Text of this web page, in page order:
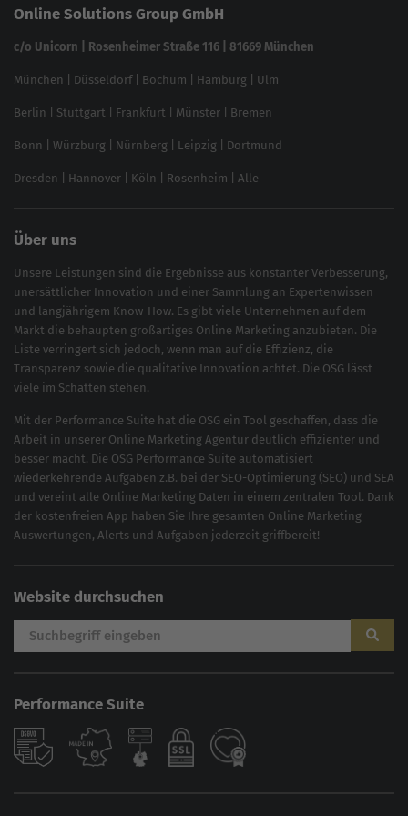
feed2content.ai
In ChatGPT gefunden werden
Linkbuilding 2025
Local SEO
SEO für Online Shops
Brand Monitoring 2025
Online Solutions Group GmbH
c/o Unicorn | Rosenheimer Straße 116 | 81669 München
München Düsseldorf| Bochum Hamburg Ulm
Berlin Stuttgart Frankfurt Münster Bremen
Bonn Würzburg Nürnberg Leipzig Dortmund
Dresden Hannover Köln Rosenheim Alle
Über uns
Unsere Leistungen sind die Ergebnisse aus konstanter Verbesserung,
unersättlicher Innovation und einer Sammlung an Expertenwissen
und langjährigem Know-How. Es gibt viele Unternehmen auf dem
Markt die behaupten großartiges Online Marketing anzubieten. Die
Liste verringert sich jedoch, wenn man auf die Effizienz, die
Transparenz sowie die qualitative Innovation achtet. Die OSG lässt
viele im Schatten stehen.
Mit der Performance Suite hat die OSG ein Tool geschaffen, dass die
Arbeit in unserer Online Marketing Agentur deutlich effizienter und
besser macht. Die OSG Performance Suite automatisiert
wiederkehrende Aufgaben z.B. bei der SEO-Optimierung (SEO) und SEA
und vereint alle Online Marketing Daten in einem zentralen Tool. Dank
der kostenfreien App haben Sie Ihre gesamten Online Marketing
Auswertungen, Alerts und Aufgaben jederzeit griffbereit!
Website durchsuchen
Performance Suite